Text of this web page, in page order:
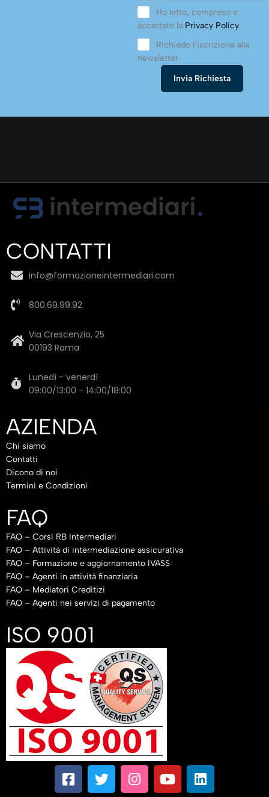
Ho letto, compreso e
accettato la Privacy Policy.
Richiedo l’iscrizione alla
newsletter.
CONTATTI
info@formazioneintermediari.com
800.69.99.92
Via Crescenzio, 25
00193 Roma
Lunedì - venerdì
09:00/13:00 - 14:00/18:00
AZIENDA
Chi siamo
Contatti
Dicono di noi
Termini e Condizioni
FAQ
FAQ – Corsi RB Intermediari
FAQ – Attività di intermediazione assicurativa
FAQ – Formazione e aggiornamento IVASS
FAQ – Agenti in attività finanziaria
FAQ – Mediatori Creditizi
FAQ – Agenti nei servizi di pagamento
ISO 9001